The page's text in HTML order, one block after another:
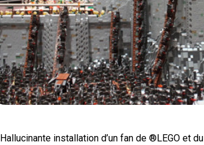
Hallucinante installation d’un fan de ®LEGO et du